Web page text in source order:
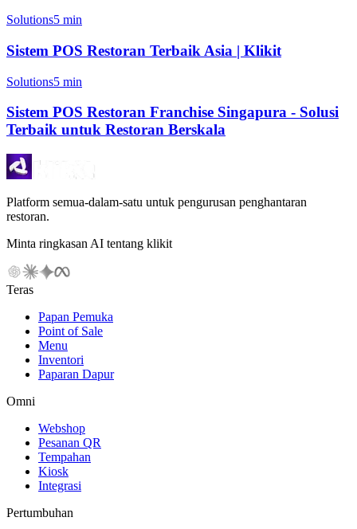
Solutions5 min
Sistem POS Restoran Terbaik Asia | Klikit
Solutions5 min
Sistem POS Restoran Franchise Singapura - Solusi
Terbaik untuk Restoran Berskala
Platform semua-dalam-satu untuk pengurusan penghantaran
restoran.
Minta ringkasan AI tentang klikit
Teras
Papan Pemuka
Point of Sale
Menu
Inventori
Paparan Dapur
Omni
Webshop
Pesanan QR
Tempahan
Kiosk
Integrasi
Pertumbuhan